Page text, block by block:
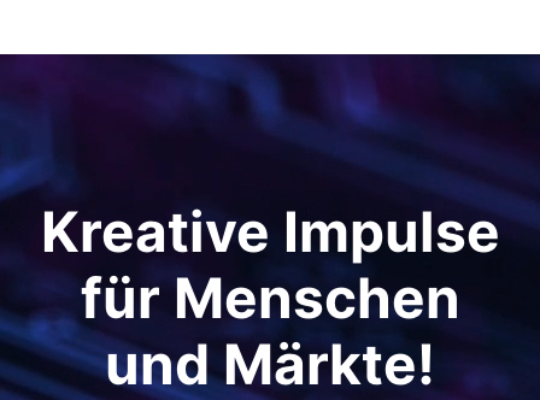
Kreative Impulse
für Menschen
und Märkte!